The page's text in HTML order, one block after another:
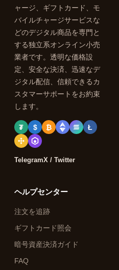
ャージ、ギフトカード、モ
バイルチャージサービスな
どのデジタル商品を専門と
する独立系オンライン小売
業者です。透明な価格設
定、安全な決済、迅速なデ
ジタル配信、信頼できるカ
スタマーサポートをお約束
します。
₮ $ ₿ Ł
TelegramX / Twitter
ヘルプセンター
注文を追跡
ギフトカード照会
暗号資産決済ガイド
FAQ